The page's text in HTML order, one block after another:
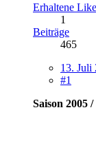
Erhaltene
1
Beiträge
465
13. Juli
#1
Saison 2005 /